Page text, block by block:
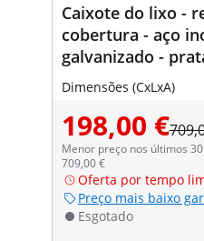
Caixote do lixo -
cobertura - aço
galvanizado -
Dimensões (CxLxA)
198,00 €
Menor preço nos últimos
709,00 €
Oferta por tempo
Preço mais baixo
Esgotado